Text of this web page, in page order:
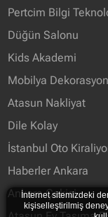
Pertcim Bilgi
Düğün Salonu
Kids Akademi
Mobilya Dekorasyon
Atasun Nakliyat
Dile Kolay
İstanbul Oto
Haberler Ankara
Ankara Çekici
İnternet sitemizdeki
kişiselleştirilmiş